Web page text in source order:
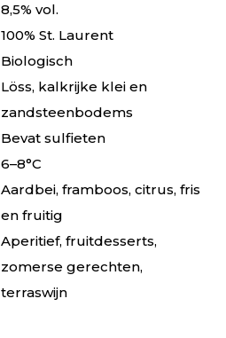
8,5% vol.
100% St. Laurent
Biologisch
Löss, kalkrijke klei en
zandsteenbodems
Bevat sulfieten
6–8°C
Aardbei, framboos, citrus, fris
en fruitig
Aperitief, fruitdesserts,
zomerse gerechten,
terraswijn